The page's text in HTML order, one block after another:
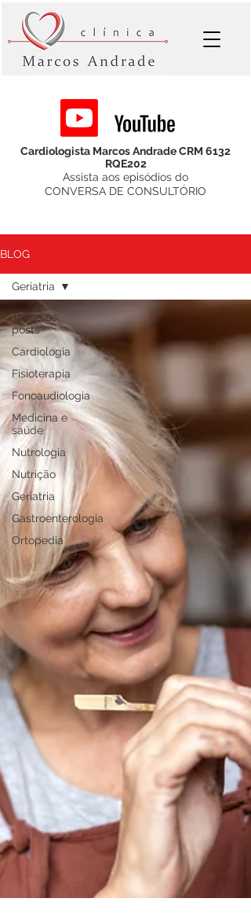
Cardiologista Marcos Andrade CRM 6132
RQE202
Assista aos episódios do
CONVERSA DE CONSULTÓRIO
BLOG
Todos os
posts
Cardiologia
Fisioterapia
Fonoaudiologia
Medicina e
saúde
Nutrologia
Nutrição
Geriatria
Gastroenterologia
Ortopedia
Geriatria